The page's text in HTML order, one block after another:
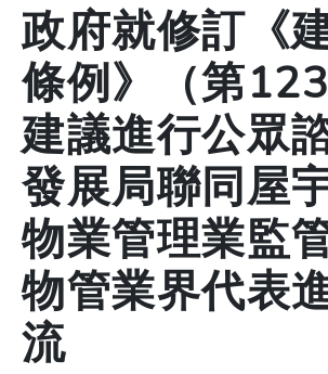
政府就修訂《
條例》（第123
建議進行公眾
發展局聯同屋
物業管理業監
物管業界代表
流